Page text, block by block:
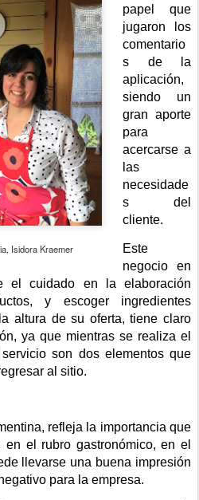
Isidora Kraemer
papel que
jugaron los
comentario
s de la
aplicación,
siendo un
gran aporte
para
acercarse a
las
necesidade
s del
cliente.
Este
negocio en
el cuidado en la elaboración
y escoger ingredientes
altura de su oferta, tiene claro
ya que mientras se realiza el
son dos elementos que
al sitio.
refleja la importancia que
el rubro gastronómico, en el
llevarse una buena impresión
para la empresa.